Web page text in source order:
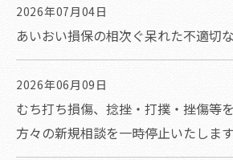
2026年07月04日
あいおい損保の相次ぐ呆れた不適切
2026年06月09日
むち打ち損傷、捻挫・打撲・挫傷等
方々の新規相談を一時停止いたします